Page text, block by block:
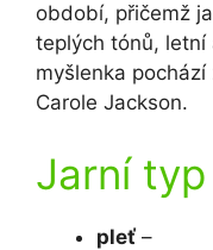
období, přičemž
teplých tónů, letní
myšlenka
Carole Jackson.
Jarní typ
pleť –